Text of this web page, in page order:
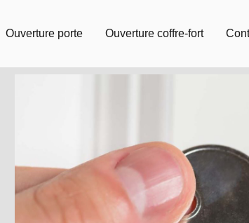
Ouverture porte Ouverture coffre-fort